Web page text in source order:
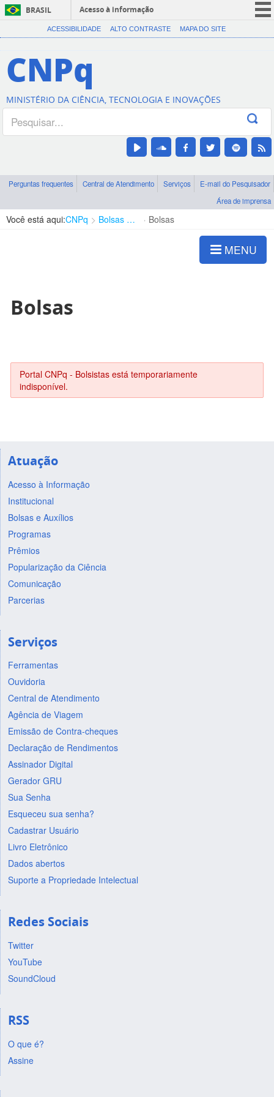
BRASIL
Acesso à informação
CORONAVÍRUS (COVID-19)
Canais
ACESSIBILIDADE ALTO CONTRASTE MAPA DO SITE
CNPq
MINISTÉRIO DA CIÊNCIA, TECNOLOGIA E INOVAÇÕES
Perguntas frequentes Central de Atendimento Serviços
E-mail do Pesquisador
Área de imprensa
Você está aqui:CNPq Bolsas e Auxílios Vigentes Bolsas
MENU
Bolsas
Portal CNPq - Bolsistas está temporariamente
indisponível.
Atuação
Acesso à Informação
Institucional
Bolsas e Auxílios
Programas
Prêmios
Popularização da Ciência
Comunicação
Parcerias
Serviços
Ferramentas
Ouvidoria
Central de Atendimento
Agência de Viagem
Emissão de Contra-cheques
Declaração de Rendimentos
Assinador Digital
Gerador GRU
Sua Senha
Esqueceu sua senha?
Cadastrar Usuário
Livro Eletrônico
Dados abertos
Suporte a Propriedade Intelectual
Redes Sociais
Twitter
YouTube
SoundCloud
RSS
O que é?
Assine